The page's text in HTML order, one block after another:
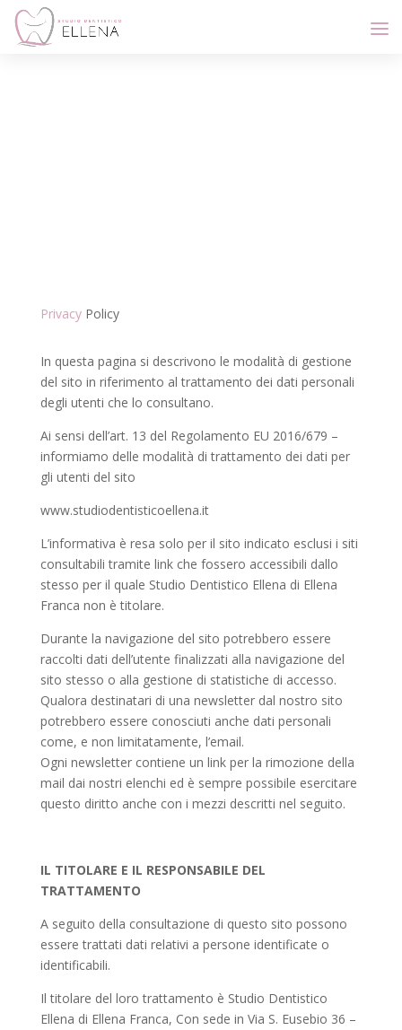
Privacy Policy
In questa pagina si descrivono le modalità di gestione
del sito in riferimento al trattamento dei dati personali
degli utenti che lo consultano.
Ai sensi dell’art. 13 del Regolamento EU 2016/679 –
informiamo delle modalità di trattamento dei dati per
gli utenti del sito
www.studiodentisticoellena.it
L’informativa è resa solo per il sito indicato esclusi i siti
consultabili tramite link che fossero accessibili dallo
stesso per il quale Studio Dentistico Ellena di Ellena
Franca non è titolare.
Durante la navigazione del sito potrebbero essere
raccolti dati dell’utente finalizzati alla navigazione del
sito stesso o alla gestione di statistiche di accesso.
Qualora destinatari di una newsletter dal nostro sito
potrebbero essere conosciuti anche dati personali
come, e non limitatamente, l’email.
Ogni newsletter contiene un link per la rimozione della
mail dai nostri elenchi ed è sempre possibile esercitare
questo diritto anche con i mezzi descritti nel seguito.
IL TITOLARE E IL RESPONSABILE DEL
TRATTAMENTO
A seguito della consultazione di questo sito possono
essere trattati dati relativi a persone identificate o
identificabili.
Il titolare del loro trattamento è Studio Dentistico
Ellena di Ellena Franca, Con sede in Via S. Eusebio 36 –